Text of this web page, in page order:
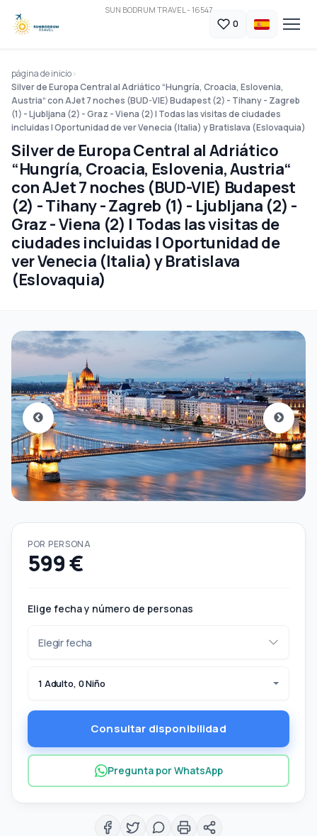
SUN BODRUM TRAVEL - 16547
0
página de inicio
Silver de Europa Central al Adriático “Hungría, Croacia, Eslovenia,
Austria“ con AJet 7 noches (BUD-VIE) Budapest (2) - Tihany - Zagreb
(1) - Ljubljana (2) - Graz - Viena (2) | Todas las visitas de ciudades
incluidas | Oportunidad de ver Venecia (Italia) y Bratislava (Eslovaquia)
Silver de Europa Central al Adriático
“Hungría, Croacia, Eslovenia, Austria“
con AJet 7 noches (BUD-VIE) Budapest
(2) - Tihany - Zagreb (1) - Ljubljana (2) -
Graz - Viena (2) | Todas las visitas de
ciudades incluidas | Oportunidad de
ver Venecia (Italia) y Bratislava
(Eslovaquia)
POR PERSONA
599 €
Elige fecha y número de personas
1 Adulto, 0 Niño
Consultar disponibilidad
Pregunta por WhatsApp